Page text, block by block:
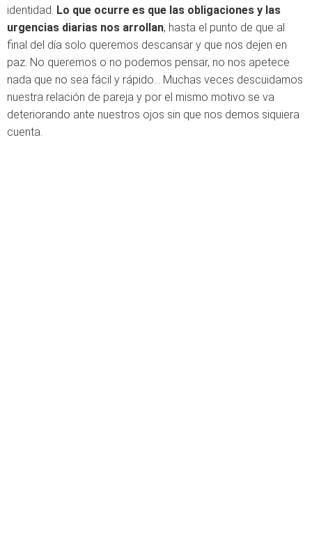
identidad. Lo que ocurre es que las obligaciones y las
urgencias diarias nos arrollan, hasta el punto de que al
final del día solo queremos descansar y que nos dejen en
paz. No queremos o no podemos pensar, no nos apetece
nada que no sea fácil y rápido… Muchas veces descuidamos
nuestra relación de pareja y por el mismo motivo se va
deteriorando ante nuestros ojos sin que nos demos siquiera
cuenta.